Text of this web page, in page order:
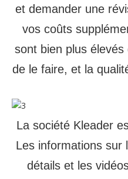
et demander une
vos coûts
sont bien plus
de le faire, et la
La société Kleader
Les informations sur
détails et les